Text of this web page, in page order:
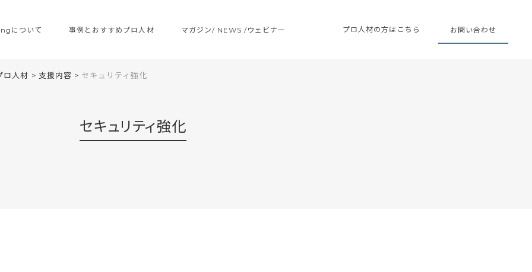
について 事例とおすすめプロ人材 マガジン/ NEWS /ウェビナー プロ人材の方はこちら お問い合わせ
ロ人材 > 支援内容 > セキュリティ強化
セキュリティ強化